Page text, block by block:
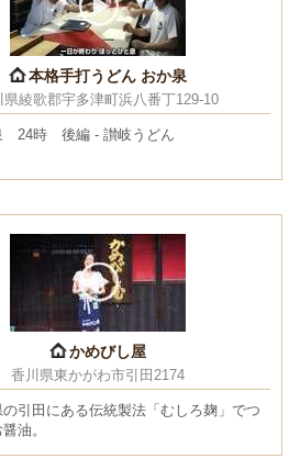
本格手打うどん おか泉
県綾歌郡宇多津町浜八番丁129-10
24時 後編 - 讃岐うどん
かめびし屋
香川県東かがわ市引田2174
引田にある伝統製法「むしろ麹」でつ
油。